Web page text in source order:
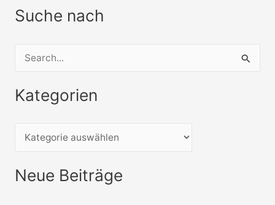
Suche nach
c
n
Kategorien
Neue Beiträge